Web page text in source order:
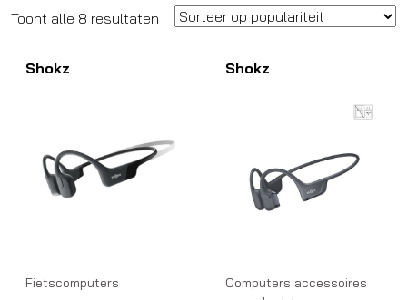
Toont alle 8 resultaten Gesorteerd
populariteit
Shokz
Fietscomputers
Shokz
Computers accessoires